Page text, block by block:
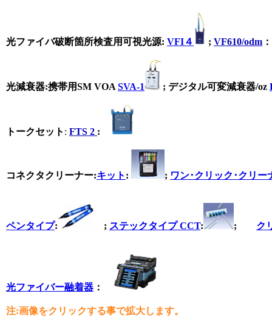
光ファイバ破断箇所検査用可視光源: VFI４ ; VF610/odm ：
光減衰器:携帯用SM VOA SVA-1 ; デジタル可変減衰器/oz
トークセット : FTS 2 :
コネクタクリーナー:キット : ; ワン･クリック･クリー
ペンタイプ: ; ステックタイプ CCT: ; ク
光ファイバー融着器 ：
注:画像をクリックする事で拡大します。